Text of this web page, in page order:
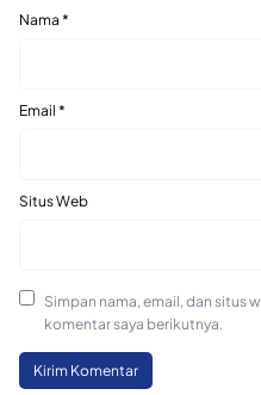
Nama *
Email *
Situs Web
Simpan nama, email, dan situs
komentar saya berikutnya.